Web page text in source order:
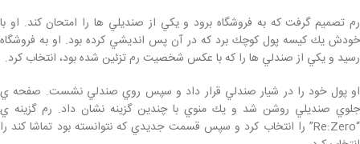
رم تصميم گرفت كه به فروشگاه برود و يكي از صنديلي ها را امتحان كند. او با
خودش يك كيسه پول كوچك برد كه در آن پس انديشي كرده بود. او به فروشگاه
رسيد و يكي از صندلي ها را كه با عكس شخصيت رم تزئين شده بود، انتخاب كرد.
او پول خود را در شيار صندلي قرار داد و سپس روي صندلي نشست. صفحه ي
جلوي صنديلي روشن شد و يك منوي با چندين گزينه نشان داد. رم گزينه ي
“Re:Zero” را انتخاب كرد و سپس قسمت جديدي كه نتوانسته بود تماشا كند را